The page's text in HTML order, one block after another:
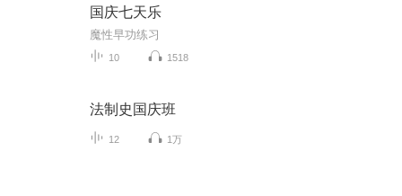
国庆七天乐
魔性早功练习
10 1518
法制史国庆班
12 1万